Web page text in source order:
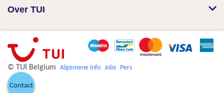
Over TUI
© TUI Belgium Algemene info Jobs Pers
Contact